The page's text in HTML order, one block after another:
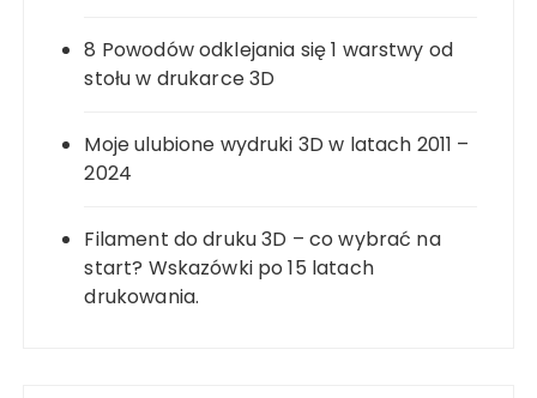
8 Powodów odklejania się 1 warstwy od
stołu w drukarce 3D
Moje ulubione wydruki 3D w latach 2011 –
2024
Filament do druku 3D – co wybrać na
start? Wskazówki po 15 latach
drukowania.